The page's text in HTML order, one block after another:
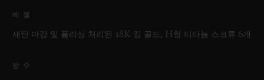
베젤
새틴 마감 및 폴리싱 처리된 18K 킹 골드, H형 티타늄 스크류 6개
방수